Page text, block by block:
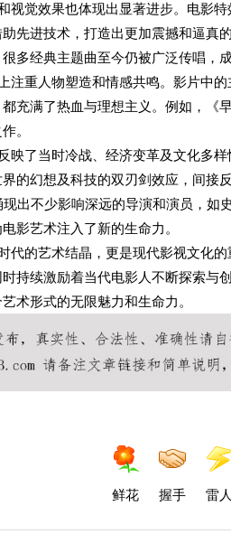
视觉效果也体现出显著进步。电影
先进技术，打造出更加震撼和逼真
多经典主题曲至今仍被广泛传唱，
注重人物塑造和情感共鸣。影片中
充满了热血与理想主义。例如，《
。
映了当时冷战、经济变革及文化多
的幻想及科技的双刃剑效应，间接
出不少影响深远的导演和演员，如
影艺术注入了新的生命力。
代的艺术结晶，更是现代影视文化
持续激励着当代电影人不断探索与
术形式的无限魅力和生命力。
鲜花 握手 雷